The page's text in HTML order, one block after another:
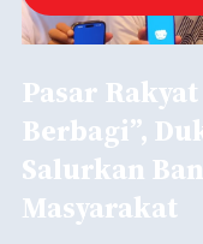
Pasar
Berbagi”,
Salurkan
Masyarakat